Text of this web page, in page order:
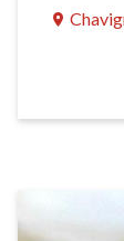
als de